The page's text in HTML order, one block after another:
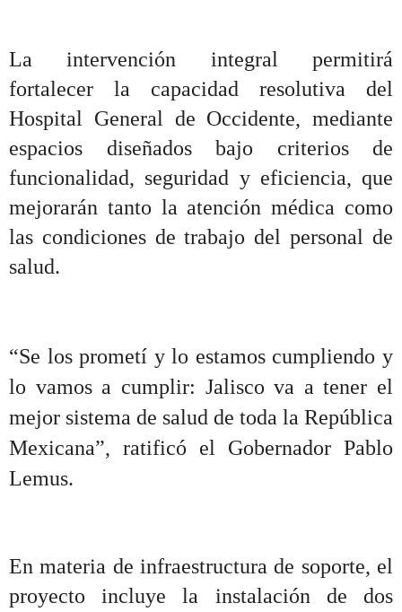
La intervención integral permitirá
fortalecer la capacidad resolutiva del
Hospital General de Occidente, mediante
espacios diseñados bajo criterios de
funcionalidad, seguridad y eficiencia, que
mejorarán tanto la atención médica como
las condiciones de trabajo del personal de
salud.
“Se los prometí y lo estamos cumpliendo y
lo vamos a cumplir: Jalisco va a tener el
mejor sistema de salud de toda la República
Mexicana”, ratificó el Gobernador Pablo
Lemus.
En materia de infraestructura de soporte, el
proyecto incluye la instalación de dos